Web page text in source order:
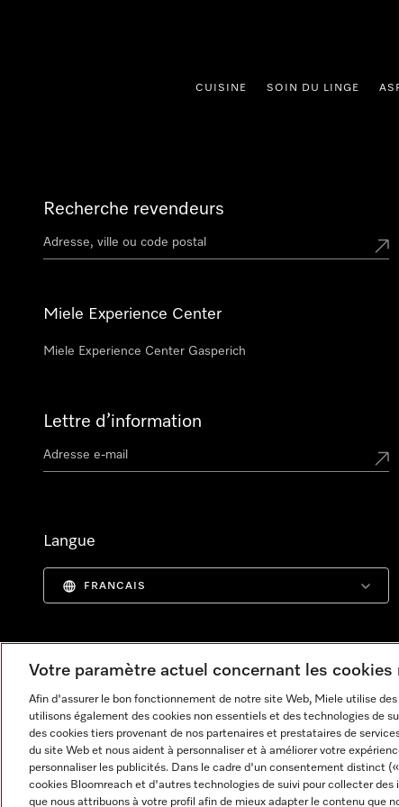
CUISINE SOIN DU LINGE
Recherche revendeurs
Miele Experience Center
Miele Experience Center Gasperich
Lettre d’information
Langue
FRANCAIS
Informations légales CGV Protection des données
Votre paramètre actuel concernant les
Afin d'assurer le bon fonctionnement de notre site Web, Miele utilise
utilisons également des cookies non essentiels et des technologies de
des cookies tiers provenant de nos partenaires et prestataires de
du site Web et nous aident à personnaliser et à améliorer votre
personnaliser les publicités. Dans le cadre d'un consentement distinct
cookies Bloomreach et d'autres technologies de suivi pour collecter
que nous attribuons à votre profil afin de mieux adapter le contenu que